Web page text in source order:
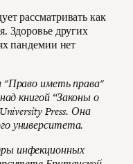
рассматривать как
Здоровье других
пандемии нет
"Право иметь права"
книгой “Законы о
Press. Она
университета.
инфекционных